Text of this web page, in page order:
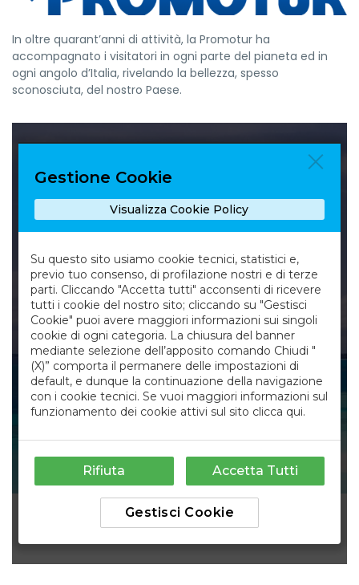
In oltre quarant’anni di attività, la Promotur ha
accompagnato i visitatori in ogni parte del pianeta ed in
ogni angolo d’Italia, rivelando la bellezza, spesso
sconosciuta, del nostro Paese.